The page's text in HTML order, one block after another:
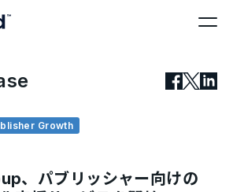
Growth
、パブリッシャー向けの